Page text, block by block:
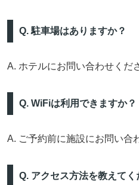
Q. 駐車場はありますか？
A. ホテルにお問い合わせくだ
Q. WiFiは利用できますか？
A. ご予約前に施設にお問い合
Q. アクセス方法を教えてく